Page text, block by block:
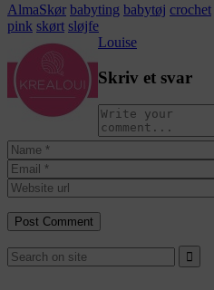
AlmaSkør babyting babytøj crochet
pink skørt sløjfe
Louise
Skriv et svar